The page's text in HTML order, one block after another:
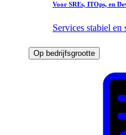
Voor SREs, ITOps, en
Services stabiel en
Op bedrijfsgrootte